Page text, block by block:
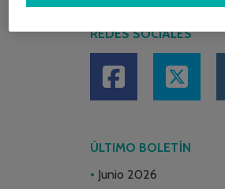
REDES SOCIALES
ÚLTIMO BOLETÍN
Junio 2026